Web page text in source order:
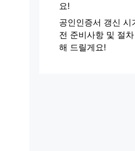
요!
공인인증서 갱신
전 준비사항 및 절
해 드릴게요!